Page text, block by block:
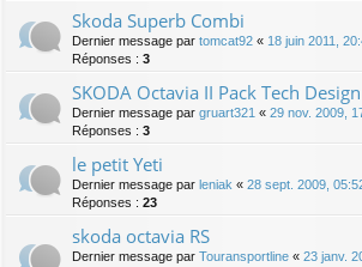
Skoda Superb Combi
Dernier message par tomcat92 « 18 juin 2011,
Réponses : 3
SKODA Octavia II Pack Tech Design
Dernier message par gruart321 « 29 nov. 2009,
Réponses : 3
le petit Yeti
Dernier message par leniak « 28 sept. 2009,
Réponses : 23
skoda octavia RS
Dernier message par Touransportline « 23 janv.